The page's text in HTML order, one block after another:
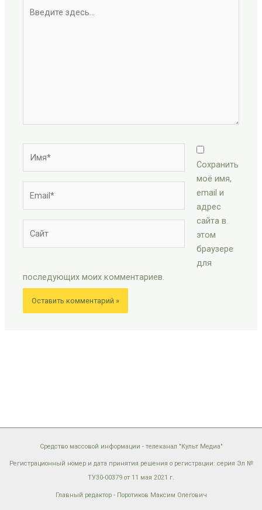
здесь...
Сохранить
моё имя,
email и
адрес
сайта в
этом
браузере
для
последующих моих комментариев.
Средство массовой информации - телеканал "Культ Медиа"
Регистрационный номер и дата принятия решения о регистрации: серия Эл №
ТУ30-00379 от 11 мая 2021 г.
Главный редактор - Поротиков Максим Олегович